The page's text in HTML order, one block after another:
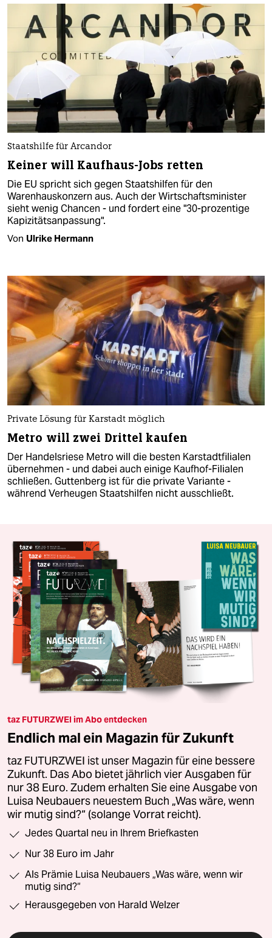
Staatshilfe für Arcandor
Keiner will Kaufhaus-Jobs retten
Die EU spricht sich gegen Staatshilfen für den
Warenhauskonzern aus. Auch der Wirtschaftsminister
sieht wenig Chancen - und fordert eine "30-prozentige
Kapizitätsanpassung".
Von Ulrike Hermann
Private Lösung für Karstadt möglich
Metro will zwei Drittel kaufen
Der Handelsriese Metro will die besten Karstadtfilialen
übernehmen - und dabei auch einige Kaufhof-Filialen
schließen. Guttenberg ist für die private Variante -
während Verheugen Staatshilfen nicht ausschließt.
taz FUTURZWEI im Abo entdecken
Endlich mal ein Magazin für Zukunft
taz FUTURZWEI ist unser Magazin für eine bessere
Zukunft. Das Abo bietet jährlich vier Ausgaben für
nur 38 Euro. Zudem erhalten Sie eine Ausgabe von
Luisa Neubauers neuestem Buch „Was wäre, wenn
wir mutig sind?“ (solange Vorrat reicht).
Jedes Quartal neu in Ihrem Briefkasten
Nur 38 Euro im Jahr
Als Prämie Luisa Neubauers „Was wäre, wenn wir
mutig sind?“
Herausgegeben von Harald Welzer